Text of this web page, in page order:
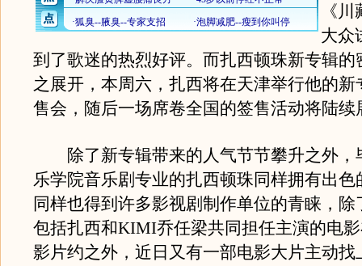
《
大众
到了歌迷的热烈好评。而扎西顿珠新专辑的
之展开，本周六，扎西将在天津举行他的新
售会，随后一场席卷全国的签售活动将陆续
除了新专辑带来的人气节节攀升之外，
乐学院音乐剧专业的扎西顿珠同样拥有出色
同样也得到许多影视剧制作单位的青睐，除
包括扎西和KIMI乔任梁共同担任主演的电
影片约之外，近日又有一部电影大片主动找